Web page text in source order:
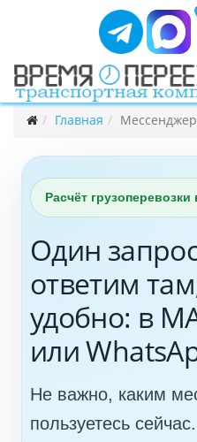
Главная Мессенджер
Расчёт
Один
ответим
удобно: в
или
Не важно, каким
пользуетесь